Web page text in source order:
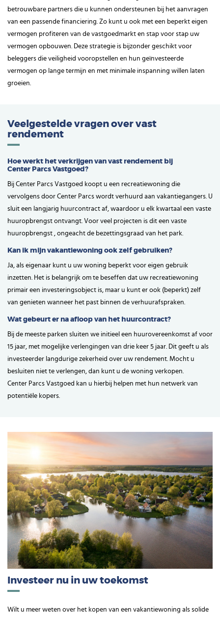
betrouwbare partners die u kunnen ondersteunen bij het aanvragen
van een passende financiering. Zo kunt u ook met een beperkt eigen
vermogen profiteren van de vastgoedmarkt en stap voor stap uw
vermogen opbouwen. Deze strategie is bijzonder geschikt voor
beleggers die veiligheid vooropstellen en hun geïnvesteerde
vermogen op lange termijn en met minimale inspanning willen laten
groeien.
Veelgestelde vragen over vast
rendement
Hoe werkt het verkrijgen van vast rendement bij
Center Parcs Vastgoed?
Bij Center Parcs Vastgoed koopt u een recreatiewoning die
vervolgens door Center Parcs wordt verhuurd aan vakantiegangers. U
sluit een langjarig huurcontract af, waardoor u elk kwartaal een vaste
huuropbrengst ontvangt. Voor veel projecten is dit een vaste
huuropbrengst , ongeacht de bezettingsgraad van het park.
Kan ik mijn vakantiewoning ook zelf gebruiken?
Ja, als eigenaar kunt u uw woning beperkt voor eigen gebruik
inzetten. Het is belangrijk om te beseffen dat uw recreatiewoning
primair een investeringsobject is, maar u kunt er ook (beperkt) zelf
van genieten wanneer het past binnen de verhuurafspraken.
Wat gebeurt er na afloop van het huurcontract?
Bij de meeste parken sluiten we initieel een huurovereenkomst af voor
15 jaar, met mogelijke verlengingen van drie keer 5 jaar. Dit geeft u als
investeerder langdurige zekerheid over uw rendement. Mocht u
besluiten niet te verlengen, dan kunt u de woning verkopen.
Center Parcs Vastgoed kan u hierbij helpen met hun netwerk van
potentiële kopers.
Investeer nu in uw toekomst
Wilt u meer weten over het kopen van een vakantiewoning als solide